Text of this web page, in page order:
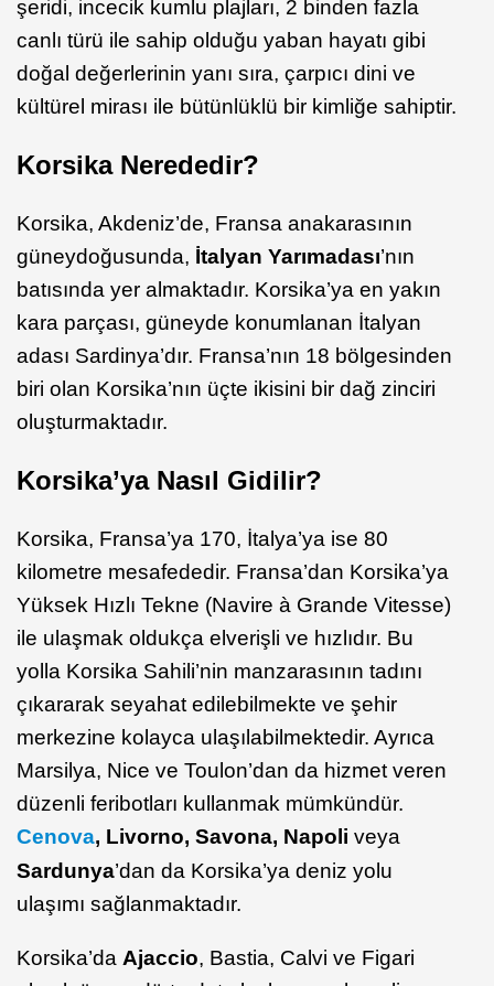
şeridi, incecik kumlu plajları, 2 binden fazla
canlı türü ile sahip olduğu yaban hayatı gibi
doğal değerlerinin yanı sıra, çarpıcı dini ve
kültürel mirası ile bütünlüklü bir kimliğe sahiptir.
Korsika Nerededir?
Korsika, Akdeniz’de, Fransa anakarasının
güneydoğusunda, İtalyan Yarımadası’nın
batısında yer almaktadır. Korsika’ya en yakın
kara parçası, güneyde konumlanan İtalyan
adası Sardinya’dır. Fransa’nın 18 bölgesinden
biri olan Korsika’nın üçte ikisini bir dağ zinciri
oluşturmaktadır.
Korsika’ya Nasıl Gidilir?
Korsika, Fransa’ya 170, İtalya’ya ise 80
kilometre mesafededir. Fransa’dan Korsika’ya
Yüksek Hızlı Tekne (Navire à Grande Vitesse)
ile ulaşmak oldukça elverişli ve hızlıdır. Bu
yolla Korsika Sahili’nin manzarasının tadını
çıkararak seyahat edilebilmekte ve şehir
merkezine kolayca ulaşılabilmektedir. Ayrıca
Marsilya, Nice ve Toulon’dan da hizmet veren
düzenli feribotları kullanmak mümkündür.
Cenova, Livorno, Savona, Napoli veya
Sardunya’dan da Korsika’ya deniz yolu
ulaşımı sağlanmaktadır.
Korsika’da Ajaccio, Bastia, Calvi ve Figari